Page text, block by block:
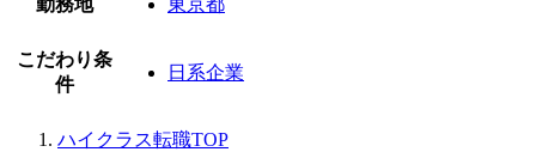
こだわり条
件
日系企業
ハイクラス転職TOP